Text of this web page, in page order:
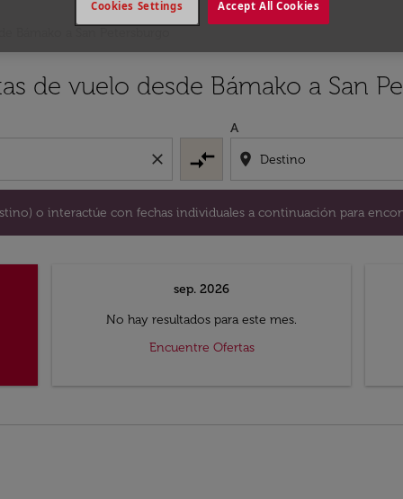
de vuelo desde Bámako a San
close compare_arrows
A
location_on
o interactúe con fechas individuales a continuación para
destino) o interactúe con fechas individuales a
sep. 2026
No hay resultados para este mes.
Encuentre Ofertas
BKO–LED: cmp-view-offers-disclaimer.
BKO–LED: cmp-view-offers-
BKO–LED: cmp-view-offers-
BKO–LED: cmp-view-
BKO–LED: cmp-view-
BKO–LED: cmp-
BKO–LED:
Accept All Cookies
Cookies Settings